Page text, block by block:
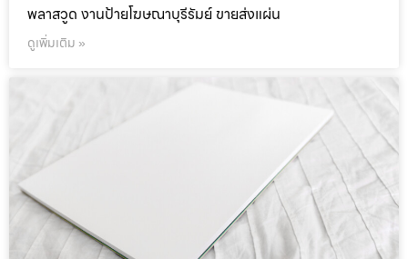
พลาสวูด งานป้ายโฆษณาบุรีรัมย์ ขายส่งแผ่น
ดูเพิ่มเติม »